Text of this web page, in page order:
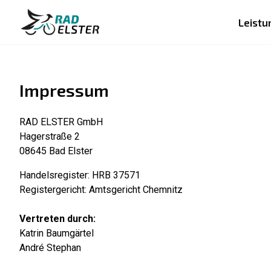
Impressum
RAD ELSTER GmbH
Hagerstraße 2
08645 Bad Elster
Handelsregister: HRB 37571
Registergericht: Amtsgericht Chemnitz
Vertreten durch:
Katrin Baumgärtel
André Stephan